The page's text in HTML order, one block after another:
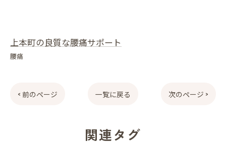
上本町の良質な腰痛サポート
腰痛
< 前のページ 一覧に戻る 次のページ >
関連タグ